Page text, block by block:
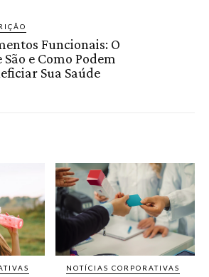
Funcionais: O
São e Como Podem
Sua Saúde
NOTÍCIAS CORPORATIVAS